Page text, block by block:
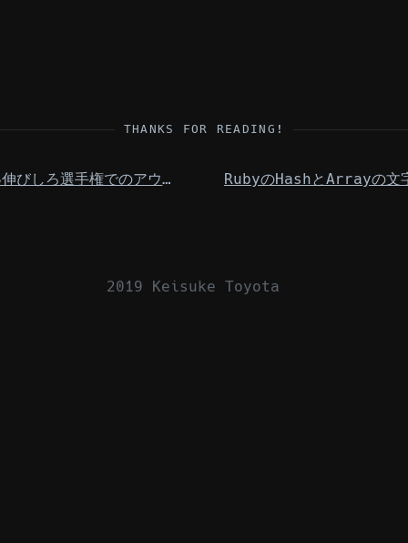
THANKS FOR READING!
LAPRAS伸びしろ選手権でのアウトプットまとめ
2019 Keisuke Toyota